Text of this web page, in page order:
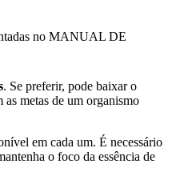
no MANUAL DE
. Se preferir, pode baixar o
metas de um organismo
em cada um. É necessário
o foco da essência de